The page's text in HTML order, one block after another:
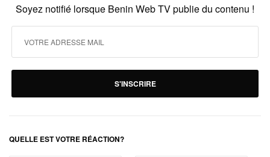
Soyez notifié lorsque Benin Web TV publie du contenu !
S'INSCRIRE
QUELLE EST VOTRE RÉACTION?